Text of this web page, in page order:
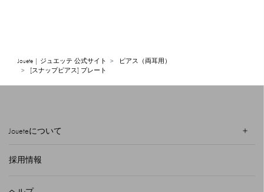
Jouete | ジュエッテ 公式サイト
ピアス（両耳用）
[スナップピアス] プレート
Joueteについて
採用情報